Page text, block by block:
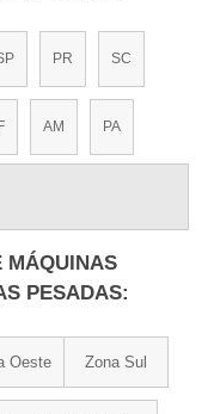
PR SC
AM PA
MÁQUINAS
PESADAS:
Oeste Zona Sul